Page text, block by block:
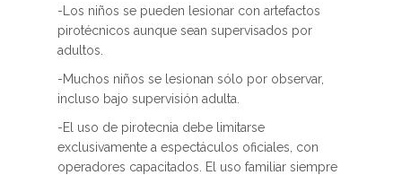
-Los niños se pueden lesionar con artefactos
pirotécnicos aunque sean supervisados por
adultos.
-Muchos niños se lesionan sólo por observar,
incluso bajo supervisión adulta.
-El uso de pirotecnia debe limitarse
exclusivamente a espectáculos oficiales, con
operadores capacitados. El uso familiar siempre